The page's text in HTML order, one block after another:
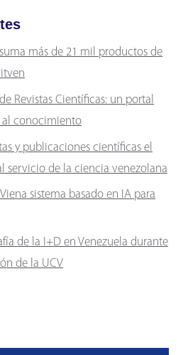
más de 21 mil productos de
Revistas Científicas: un portal
al conocimiento
y publicaciones científicas el
servicio de la ciencia venezolana
sistema basado en IA para
de la I+D en Venezuela durante
de la UCV